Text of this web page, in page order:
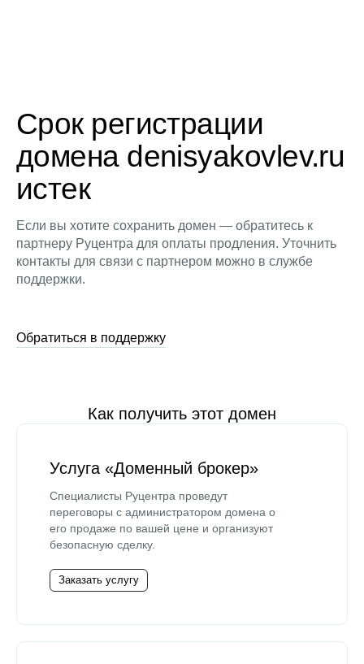
Срок регистрации
домена denisyakovlev.ru
истек
Если вы хотите сохранить домен — обратитесь к
партнеру Руцентра для оплаты продления. Уточнить
контакты для связи с партнером можно в службе
поддержки.
Обратиться в поддержку
Как получить этот домен
Услуга «Доменный брокер»
Специалисты Руцентра проведут
переговоры с администратором домена о
его продаже по вашей цене и организуют
безопасную сделку.
Заказать услугу